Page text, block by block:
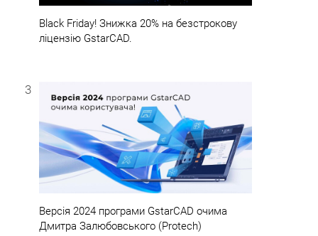
Black Friday! Знижка 20% на безстрокову
ліцензію GstarCAD.
3
Версія 2024 програми GstarCAD очима
Дмитра Залюбовського (Protech)